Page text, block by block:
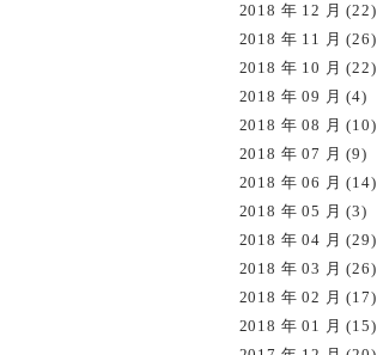
2018 年 12 月 (22)
2018 年 11 月 (26)
2018 年 10 月 (22)
2018 年 09 月 (4)
2018 年 08 月 (10)
2018 年 07 月 (9)
2018 年 06 月 (14)
2018 年 05 月 (3)
2018 年 04 月 (29)
2018 年 03 月 (26)
2018 年 02 月 (17)
2018 年 01 月 (15)